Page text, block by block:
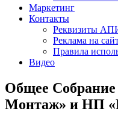
Маркетинг
Контакты
Реквизиты
Реклама на
Правила
Видео
Общее
Монтаж» и НП